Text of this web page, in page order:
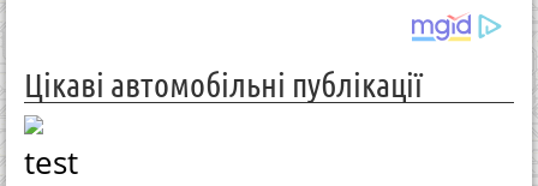
Цікаві автомобільні публікації
test